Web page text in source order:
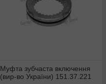
Муфта зубчаста включення
(вир-во України) 151.37.221